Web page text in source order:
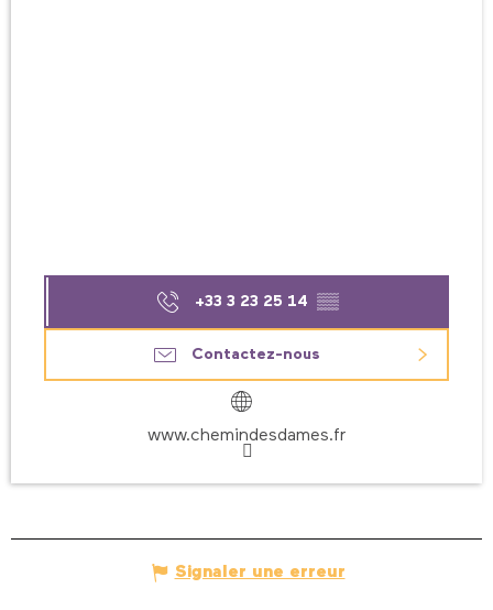
+33 3 23 25 14 ▒▒
Contactez-nous
www.chemindesdames.fr
Signaler une erreur